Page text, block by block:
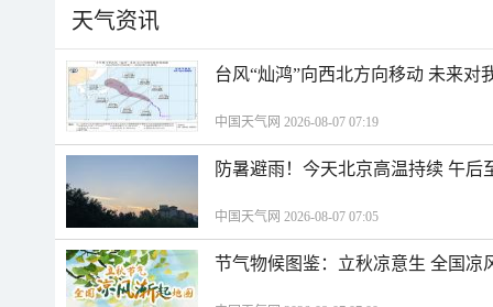
天气资讯
台风“灿鸿”向西北方向移动 未来对
中国天气网 2026-08-07 07:19
防暑避雨！今天北京高温持续 午
中国天气网 2026-08-07 07:05
节气物候图鉴：立秋凉意生 全国凉